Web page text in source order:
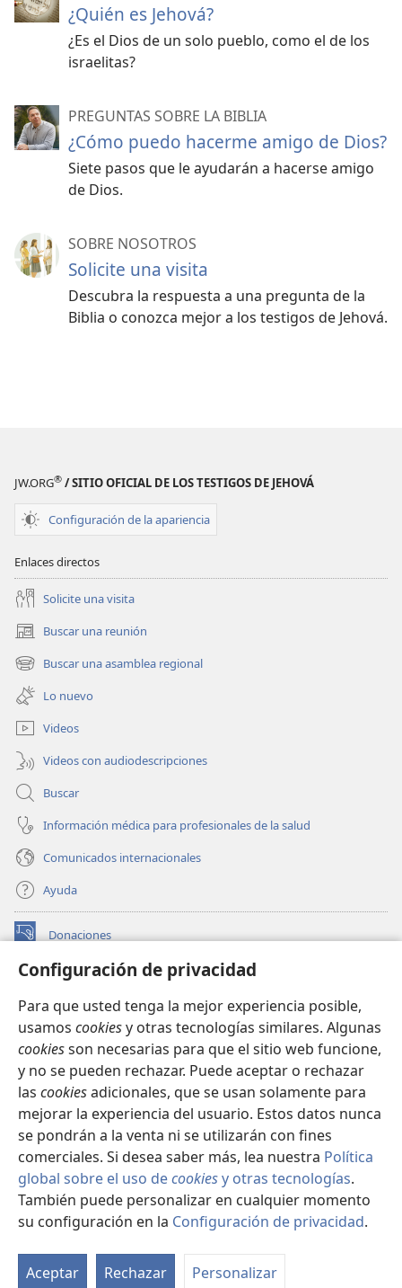
Configuración de privacidad
Para que usted tenga la mejor experiencia posible,
usamos cookiesy otras tecnologías similares. Algunas
cookiesson necesarias para que el sitio web funcione,
y no se pueden rechazar. Puede aceptar o rechazar
las cookiesadicionales, que se usan solamente para
mejorar la experiencia del usuario. Estos datos nunca
se pondrán a la venta ni se utilizarán con fines
comerciales. Si desea saber más, lea nuestra Política
global sobre el uso decookiesy otras tecnologías.
También puede personalizar en cualquier momento
su configuración en la Configuración de privacidad.
Aceptar Rechazar Personalizar
¿Quién es Jehová?
¿Es el Dios de un solo pueblo, como el de los
israelitas?
PREGUNTAS SOBRE LA BIBLIA
¿Cómo puedo hacerme amigo de Dios?
Siete pasos que le ayudarán a hacerse amigo
de Dios.
SOBRE NOSOTROS
Solicite una visita
Descubra la respuesta a una pregunta de la
Biblia o conozca mejor a los testigos de Jehová.
JW.ORG® / SITIO OFICIAL DE LOS TESTIGOS DE JEHOVÁ
Configuración de la apariencia
Enlaces directos
Solicite una visita
Buscar una reunión
(abre
una
nueva
ventana)
Buscar una asamblea regional
(abre
una
nueva
ventana)
Lo nuevo
Videos
Videos con audiodescripciones
Buscar
Información médica para profesionales de la salud
Comunicados internacionales
Ayuda
Donaciones
(abre
nueva BIBLIOTECA EN LÍNEA Watchtower™
una
nueva
ventana)
JW Hub
(abre
una
nueva
ventana)
JW Library
Watchtower Library
Copyright© 2026 Watch Tower Bible and Tract Society of Pennsylvania.
CONDICIONES DE USO|POLÍTICA DE PRIVACIDAD|
CONFIGURACIÓN DE PRIVACIDAD